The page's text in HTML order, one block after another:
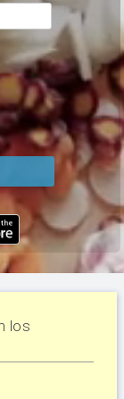
los